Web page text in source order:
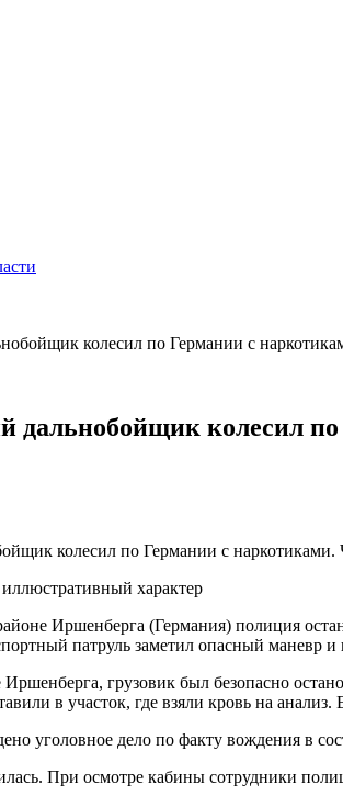
колесил по Германии с
дальнобойщик колесил
характер
Иршенберга (Германия) полиция
патруль заметил опасный
Иршенберга, грузовик был безопасно
в участок, где взяли кровь на анализ.
уголовное дело по факту вождения в
При осмотре кабины сотрудники